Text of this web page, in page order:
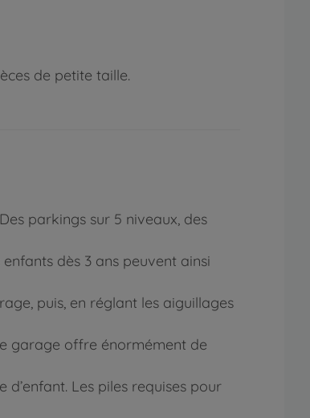
de petite taille.
parkings sur 5 niveaux, des
dès 3 ans peuvent ainsi
puis, en réglant les aiguillages
garage offre énormément de
Les piles requises pour